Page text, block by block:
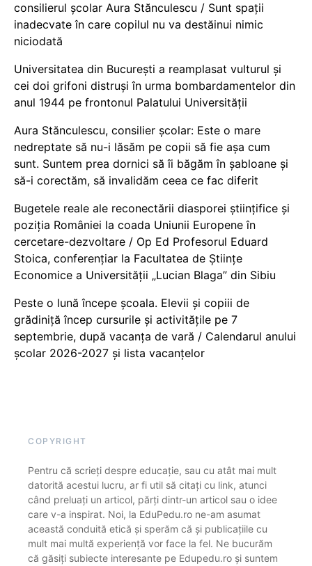
consilierul școlar Aura Stănculescu / Sunt spații
inadecvate în care copilul nu va destăinui nimic
niciodată
Universitatea din București a reamplasat vulturul și
cei doi grifoni distruși în urma bombardamentelor din
anul 1944 pe frontonul Palatului Universității
Aura Stănculescu, consilier școlar: Este o mare
nedreptate să nu-i lăsăm pe copii să fie așa cum
sunt. Suntem prea dornici să îi băgăm în șabloane și
să-i corectăm, să invalidăm ceea ce fac diferit
Bugetele reale ale reconectării diasporei științifice și
poziția României la coada Uniunii Europene în
cercetare-dezvoltare / Op Ed Profesorul Eduard
Stoica, conferențiar la Facultatea de Științe
Economice a Universității „Lucian Blaga” din Sibiu
Peste o lună începe școala. Elevii și copiii de
grădiniță încep cursurile și activitățile pe 7
septembrie, după vacanța de vară / Calendarul anului
școlar 2026-2027 și lista vacanțelor
COPYRIGHT
Pentru că scrieți despre educație, sau cu atât mai mult
datorită acestui lucru, ar fi util să citați cu link, atunci
când preluați un articol, părți dintr-un articol sau o idee
care v-a inspirat. Noi, la EduPedu.ro ne-am asumat
această conduită etică și sperăm că și publicațiile cu
mult mai multă experiență vor face la fel. Ne bucurăm
că găsiți subiecte interesante pe Edupedu.ro și suntem